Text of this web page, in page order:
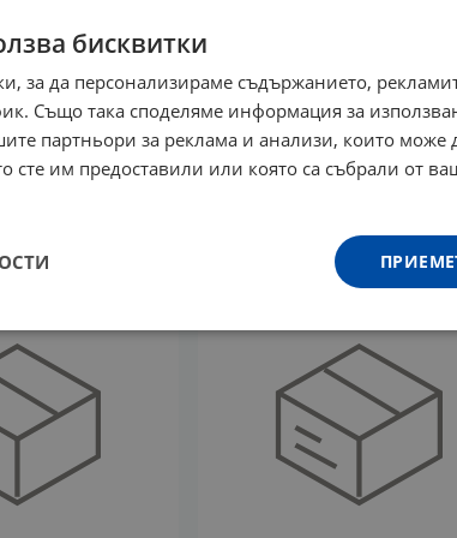
ТРЕСКА
* 90 НАТУРАЛ
ВИТАМИН K2 + A + D3
PLUS течен 30 мл
ФАКТОРС
бисквитки
за да персонализираме съдържанието,
Също така споделяме информация за
партньори за реклама и анализи, които може
сте им предоставили или която са събрали от